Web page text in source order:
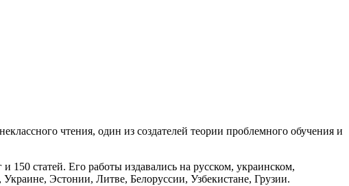
чтения, один из создателей теории проблемного обучения и
статей. Его работы издавались на русском, украинском,
Эстонии, Литве, Белоруссии, Узбекистане, Грузии.